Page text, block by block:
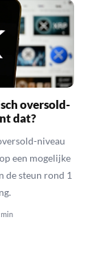
oversold-
dat?
niveau
een mogelijke
de steun rond 1
min